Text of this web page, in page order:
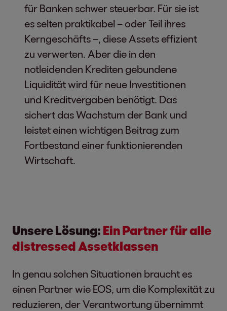
für Banken schwer steuerbar. Für sie ist
es selten praktikabel – oder Teil ihres
Kerngeschäfts –, diese Assets effizient
zu verwerten. Aber die in den
notleidenden Krediten gebundene
Liquidität wird für neue Investitionen
und Kreditvergaben benötigt. Das
sichert das Wachstum der Bank und
leistet einen wichtigen Beitrag zum
Fortbestand einer funktionierenden
Wirtschaft.
Unsere Lösung: Ein Partner für alle
distressed Assetklassen
In genau solchen Situationen braucht es
einen Partner wie EOS, um die Komplexität zu
reduzieren, der Verantwortung übernimmt